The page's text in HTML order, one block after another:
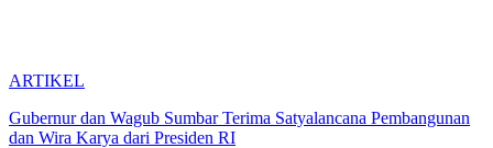
ARTIKEL
Gubernur dan Wagub Sumbar Terima Satyalancana Pembangunan
dan Wira Karya dari Presiden RI